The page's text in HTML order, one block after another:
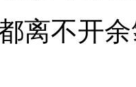
离不开